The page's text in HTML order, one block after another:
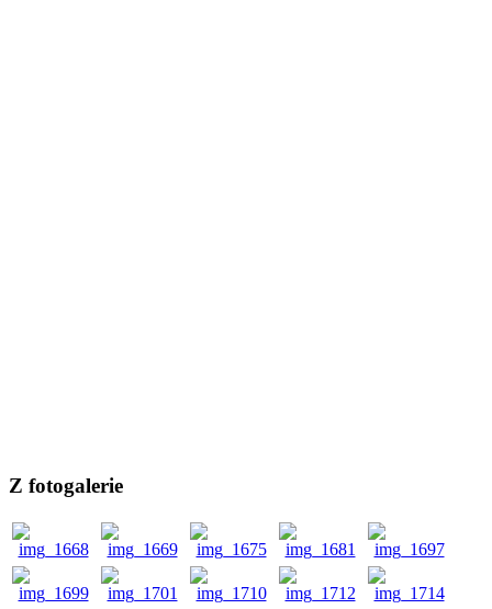
Z fotogalerie